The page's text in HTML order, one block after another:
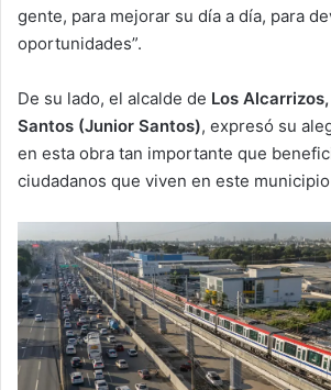
gente, para mejorar su día a día, para
oportunidades”.
De su lado, el alcalde de Los
Santos (Junior Santos), expresó su
en esta obra tan importante que
ciudadanos que viven en este